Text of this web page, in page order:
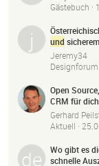
Gästebuch ·
und
Jeremy34
Designforum
Open
CRM für dich
Gerhard
Aktuell ·
Wo gibt es
schnelle